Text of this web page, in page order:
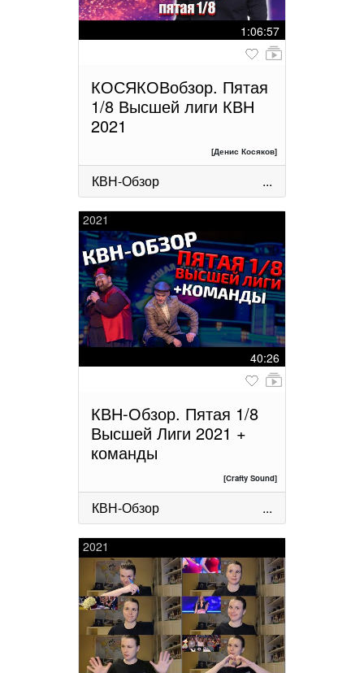
1:06:57
КОСЯКОВобзор. Пятая
1/8 Высшей лиги КВН
2021
[Денис Косяков]
КВН-Обзор ...
2021
40:26
КВН-Обзор. Пятая 1/8
Высшей Лиги 2021 +
команды
[Crafty Sound]
КВН-Обзор ...
2021